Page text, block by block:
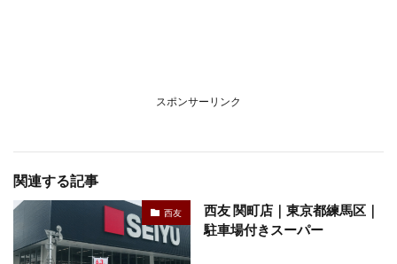
スポンサーリンク
関連する記事
西友
西友 関町店｜東京都練馬区｜
駐車場付きスーパー